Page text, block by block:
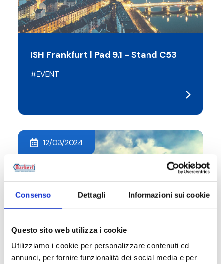
Consenso Dettagli Informazioni sui cookie
Questo sito web utilizza i cookie
Utilizziamo i cookie per personalizzare contenuti ed
annunci, per fornire funzionalità dei social media e per
ISH Frankfurt | Pad 9.1 - Stand C53
#EVENT
12/03/2024